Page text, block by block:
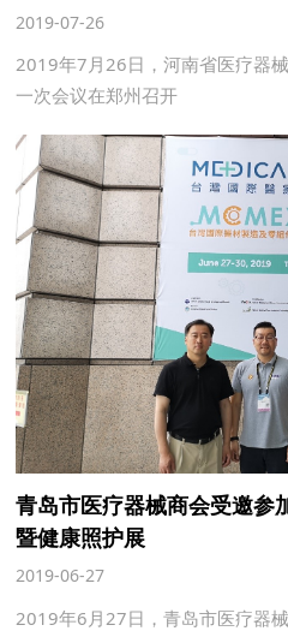
2019-07-26
2019年7月26日，河南省医疗器
一次会议在郑州召开
青岛市医疗器械商会受邀参
暨健康照护展
2019-06-27
2019年6月27日，青岛市医疗器